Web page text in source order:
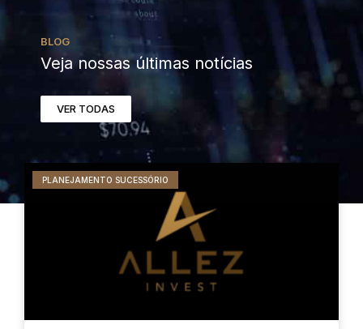
BLOG
Veja nossas últimas notícias
VER TODAS
PLANEJAMENTO SUCESSÓRIO